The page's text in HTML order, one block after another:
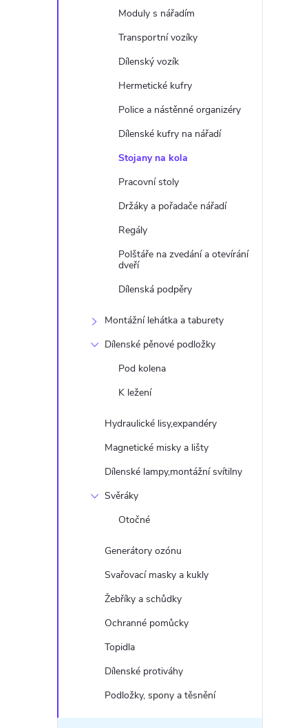
Moduly s nářadím
Transportní vozíky
Dílenský vozík
Hermetické kufry
Police a nástěnné organizéry
Dílenské kufry na nářadí
Stojany na kola
Pracovní stoly
Držáky a pořadače nářadí
Regály
Polštáře na zvedání a otevírání
dveří
Dílenská podpěry
Montážní lehátka a taburety
Dílenské pěnové podložky
Pod kolena
K ležení
Hydraulické lisy,expandéry
Magnetické misky a lišty
Dílenské lampy,montážní svítilny
Svěráky
Otočné
Generátory ozónu
Svařovací masky a kukly
Žebříky a schůdky
Ochranné pomůcky
Topidla
Dílenské protiváhy
Podložky, spony a těsnění